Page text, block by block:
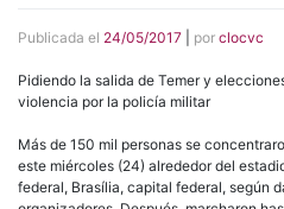
Publicada el 24/05/2017 por clocvc
Pidiendo la salida de Temer y
violencia por la policía militar
Más de 150 mil personas se
este miércoles (24) alrededor del
federal, Brasília, capital federal, según